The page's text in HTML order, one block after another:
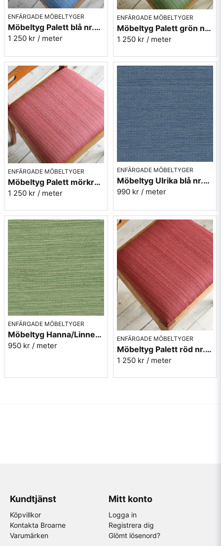
ENFÄRGADE MÖBELTYGER
Möbeltyg Palett blå nr.50 - Carl Malmstens-kvalitet
1 250 kr / meter
ENFÄRGADE MÖBELTYGER
Möbeltyg Palett grön nr.70 - Carl Malmstens-kvalitet
1 250 kr / meter
ENFÄRGADE MÖBELTYGER
Möbeltyg Palett mörkrosa nr.31 - Carl Malmstens-kvalitet
1 250 kr / meter
ENFÄRGADE MÖBELTYGER
Möbeltyg Ulrika blå nr.51 - Carl Malmstens-kvalitet
990 kr / meter
ENFÄRGADE MÖBELTYGER
Möbeltyg Hanna/Linnea grön melerad nr.75 - Carl Malmstens-kvalitet
950 kr / meter
ENFÄRGADE MÖBELTYGER
Möbeltyg Palett röd nr.30 - Carl Malmstens-kvalitet
1 250 kr / meter
Kundtjänst
Köpvillkor
Kontakta Broarne
Varumärken
Mitt konto
Logga in
Registrera dig
Glömt lösenord?